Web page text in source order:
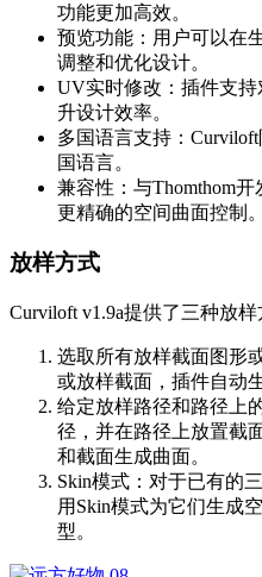
功能更加高效。
预览功能：用户可以在
调整和优化设计。
UV实时修改：插件支
升设计效率。
多国语言支持：
国语言。
兼容性：与Thomthom
更精确的空间曲面控制。
放样方式
Curviloft v1.9a提供了三种放样方式
选取所有放样截面图形或
或放样截面，插件自动
给定放样路径和路径上的
径，并在路径上放置
和截面生成曲面。
Skin模式：对于已有的
用Skin模式为它们生成空
型。